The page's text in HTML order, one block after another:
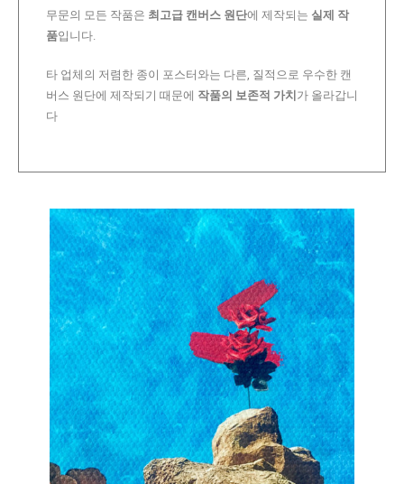
무문의 모든 작품은 최고급 캔버스 원단에 제작되는 실제 작
품입니다.
타 업체의 저렴한 종이 포스터와는 다른, 질적으로 우수한 캔
버스 원단에 제작되기 때문에 작품의 보존적 가치 가 올라갑니
다